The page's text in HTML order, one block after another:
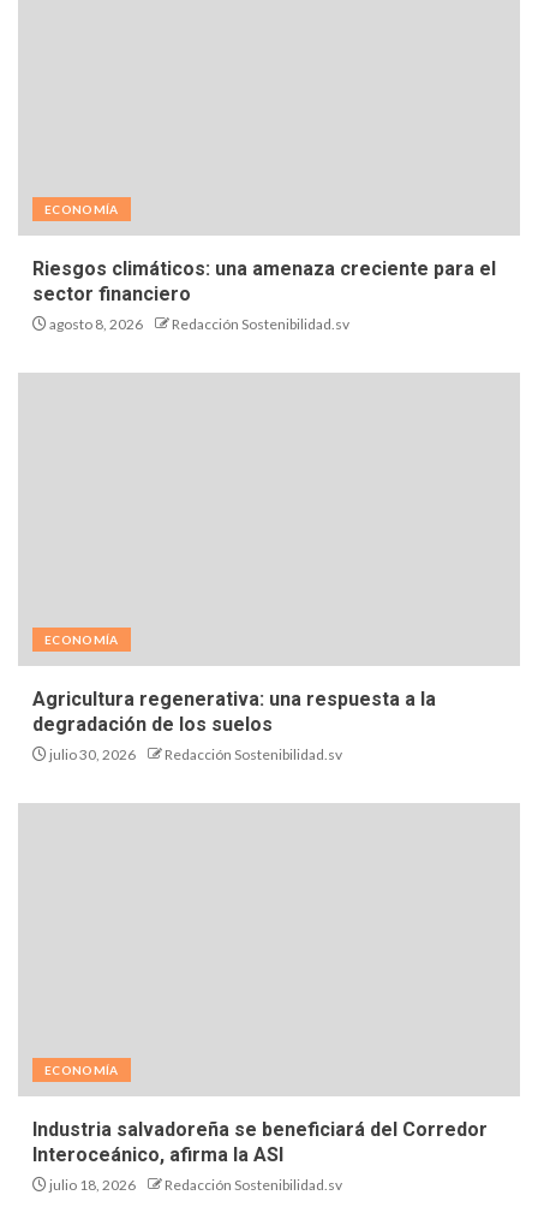
ECONOMÍA
Riesgos climáticos: una amenaza creciente para el
sector financiero
agosto 8, 2026 Redacción Sostenibilidad.sv
ECONOMÍA
Agricultura regenerativa: una respuesta a la
degradación de los suelos
julio 30, 2026 Redacción Sostenibilidad.sv
ECONOMÍA
Industria salvadoreña se beneficiará del Corredor
Interoceánico, afirma la ASI
julio 18, 2026 Redacción Sostenibilidad.sv